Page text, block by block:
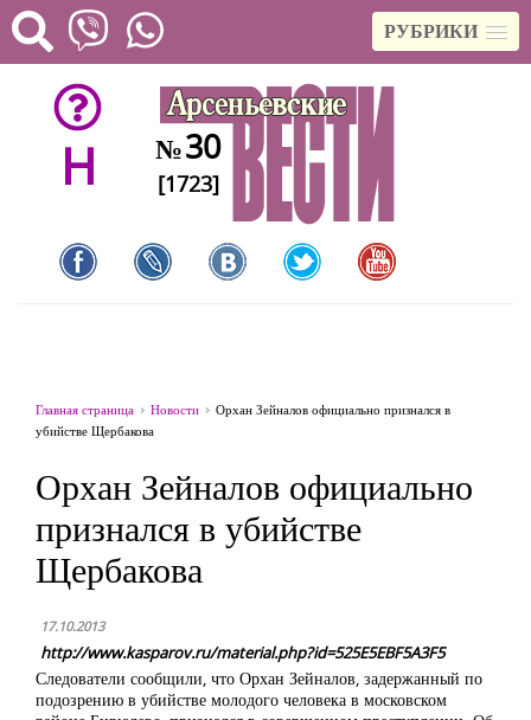
РУБРИКИ
H №30
[1723]
Главная страница Новости
Орхан Зейналов официально признался в
убийстве Щербакова
Орхан Зейналов официально
признался в убийстве
Щербакова
17.10.2013
http://www.kasparov.ru/material.php?id=525E5EBF5A3F5
Следователи сообщили, что Орхан Зейналов, задержанный по
подозрению в убийстве молодого человека в московском